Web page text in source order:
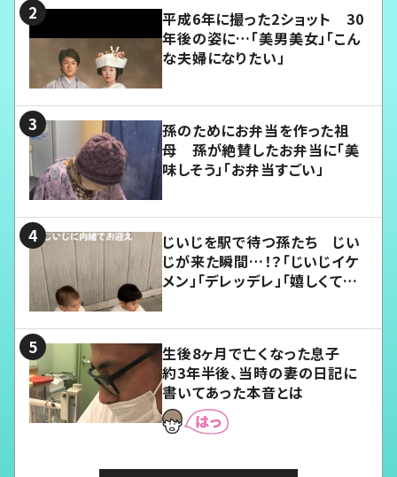
平成6年に撮った2ショット 30
年後の姿に…「美男美女」「こん
な夫婦になりたい」
孫のためにお弁当を作った祖
母 孫が絶賛したお弁当に「美
味しそう」「お弁当すごい」
じいじを駅で待つ孫たち じい
じが来た瞬間…！？「じいじイケ
メン」「デレッデレ」「嬉しくて可
生後8ヶ月で亡くなった息子
約3年半後、当時の妻の日記に
書いてあった本音とは